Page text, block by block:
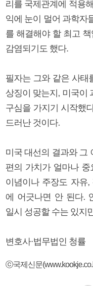
리를 국제관계에 적용
익에 눈이 멀어 과학자
를 해결해야 할 최고
감염되기도 했다.
필자는 그와 같은 사태
상징이 맞는지, 미국이
구심을 가지기 시작했
드러난 것이다.
미국 대선의 결과와 그
편의 가치가 얼마나
이념이나 주장도 자유
에 어긋나면 안 된다.
일시 성공할 수는 있지
변호사·법무법인 청률
ⓒ국제신문